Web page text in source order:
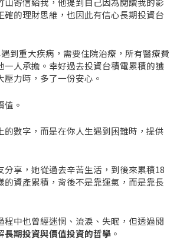
確的理財思維，也因此有信心長期投資台
到重大疾病，需要住院治療，所有醫療費
一人承擔。幸好過去投資台積電累積的獲
力時，多了一份安心。
。
的數字，而是在你人生遇到困難時，提供
分享，她從過去辛苦生活，到後來累積18
的資產累積，背後不是靠運氣，而是靠長
程中也曾經迷惘、流淚、失眠，但透過閱
長期投資與價值投資的哲學。